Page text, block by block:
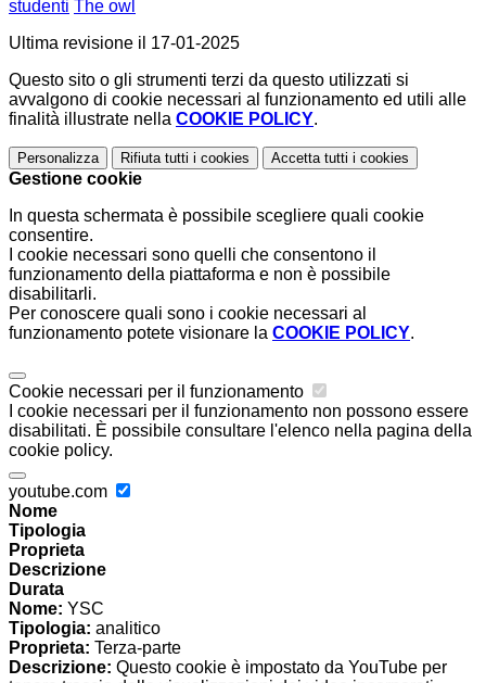
studenti The owl
Ultima revisione il 17-01-2025
Questo sito o gli strumenti terzi da questo utilizzati si
avvalgono di cookie necessari al funzionamento ed utili alle
finalità illustrate nella COOKIE POLICY.
Personalizza Rifiuta tutti i cookies Accetta tutti i cookies
Gestione cookie
In questa schermata è possibile scegliere quali cookie
consentire.
I cookie necessari sono quelli che consentono il
funzionamento della piattaforma e non è possibile
disabilitarli.
Per conoscere quali sono i cookie necessari al
funzionamento potete visionare la COOKIE POLICY.
Cookie necessari per il funzionamento
I cookie necessari per il funzionamento non possono essere
disabilitati. È possibile consultare l'elenco nella pagina della
cookie policy.
youtube.com
Nome
Tipologia
Proprieta
Descrizione
Durata
Nome: YSC
Tipologia: analitico
Proprieta: Terza-parte
Descrizione: Questo cookie è impostato da YouTube per